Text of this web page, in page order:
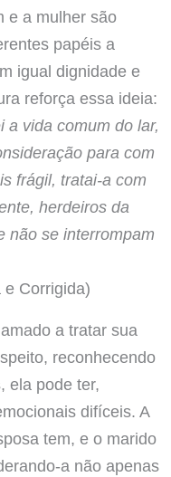
e a mulher são
papéis a
igual dignidade e
reforça essa ideia:
a vida comum do lar,
para com
frágil, tratai-a com
herdeiros da
não se interrompam
e Corrigida)
a tratar sua
reconhecendo
ela pode ter,
difíceis. A
tem, e o marido
a não apenas